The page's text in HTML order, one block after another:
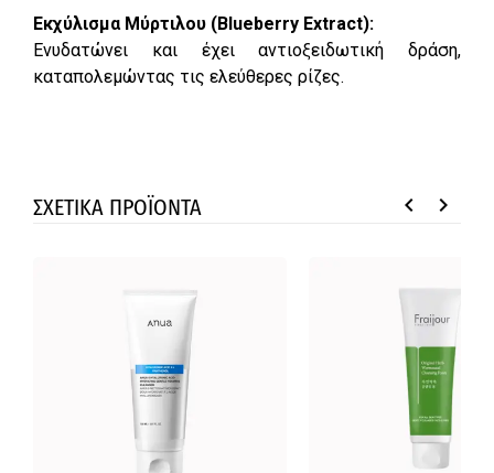
Εκχύλισμα Μύρτιλου (Blueberry Extract):
Ενυδατώνει και έχει αντιοξειδωτική δράση,
καταπολεμώντας τις ελεύθερες ρίζες.
ΣΧΕΤΙΚΑ ΠΡΟΪΟΝΤΑ keyboard_arrow_left keyboard_arrow_right